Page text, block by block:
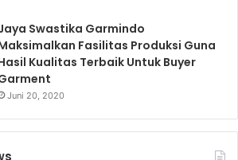
Swastika Garmindo
Fasilitas Produksi Guna
Kualitas Terbaik Untuk Buyer
Juni 20, 2020